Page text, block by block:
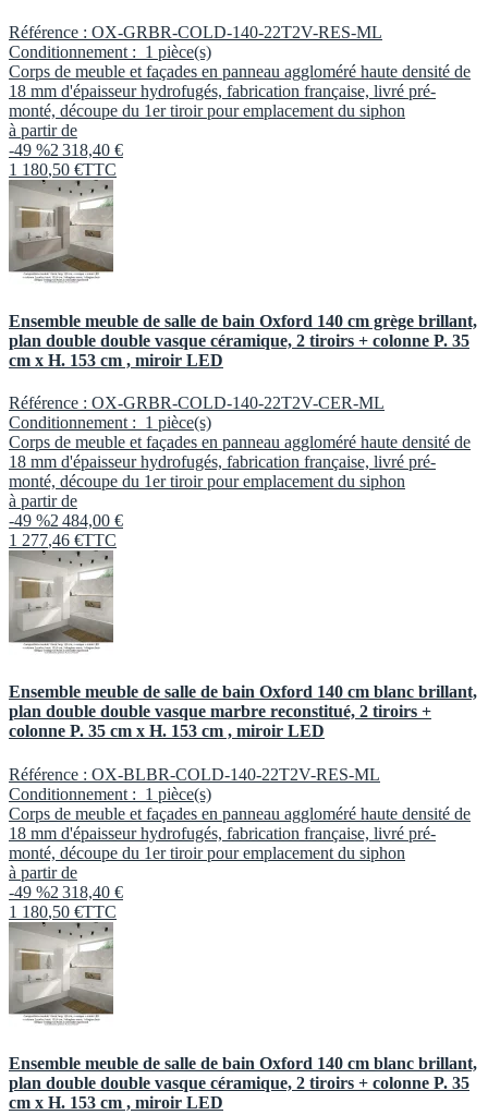
Référence : OX-GRBR-COLD-140-22T2V-RES-ML
Conditionnement : 1 pièce(s)
Corps de meuble et façades en panneau aggloméré haute densité de
18 mm d'épaisseur hydrofugés, fabrication française, livré pré-
monté, découpe du 1er tiroir pour emplacement du siphon
à partir de
-49 %2 318,40 €
1 180,50 €TTC
Ensemble meuble de salle de bain Oxford 140 cm grège brillant,
plan double double vasque céramique, 2 tiroirs + colonne P. 35
cm x H. 153 cm , miroir LED
Référence : OX-GRBR-COLD-140-22T2V-CER-ML
Conditionnement : 1 pièce(s)
Corps de meuble et façades en panneau aggloméré haute densité de
18 mm d'épaisseur hydrofugés, fabrication française, livré pré-
monté, découpe du 1er tiroir pour emplacement du siphon
à partir de
-49 %2 484,00 €
1 277,46 €TTC
Ensemble meuble de salle de bain Oxford 140 cm blanc brillant,
plan double double vasque marbre reconstitué, 2 tiroirs +
colonne P. 35 cm x H. 153 cm , miroir LED
Référence : OX-BLBR-COLD-140-22T2V-RES-ML
Conditionnement : 1 pièce(s)
Corps de meuble et façades en panneau aggloméré haute densité de
18 mm d'épaisseur hydrofugés, fabrication française, livré pré-
monté, découpe du 1er tiroir pour emplacement du siphon
à partir de
-49 %2 318,40 €
1 180,50 €TTC
Ensemble meuble de salle de bain Oxford 140 cm blanc brillant,
plan double double vasque céramique, 2 tiroirs + colonne P. 35
cm x H. 153 cm , miroir LED